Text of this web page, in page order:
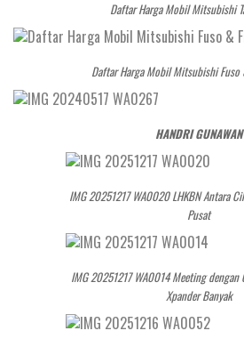
Daftar Harga Mobil Mitsubishi
Daftar Harga Mobil Mitsubishi
HANDRI GUNAWAN
IMG 20251217 WA0020 LHKBN Antara
Pusat
IMG 20251217 WA0014 Meeting dengan
Xpander Banyak